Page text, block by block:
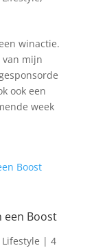
winactie.
mijn
ook een
week
een Boost
Lifestyle | 4